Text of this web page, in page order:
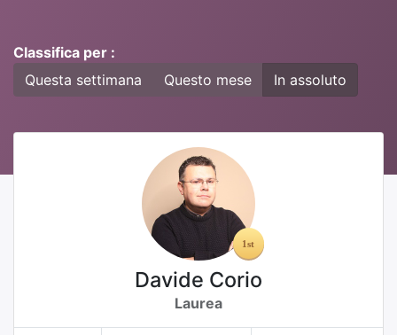
Classifica per :
Questa settimana
Questo mese In assoluto
Davide Corio
Laurea